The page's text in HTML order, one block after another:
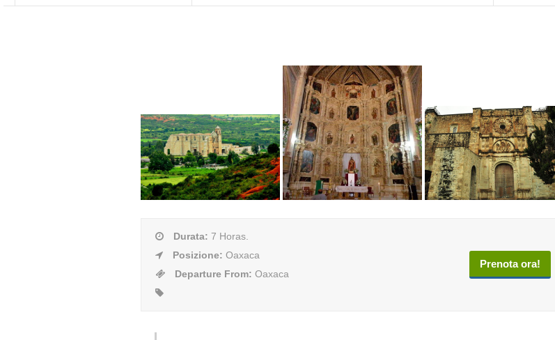
Durata: 7 Horas.
Posizione: Oaxaca
Departure From: Oaxaca
Prenota ora!